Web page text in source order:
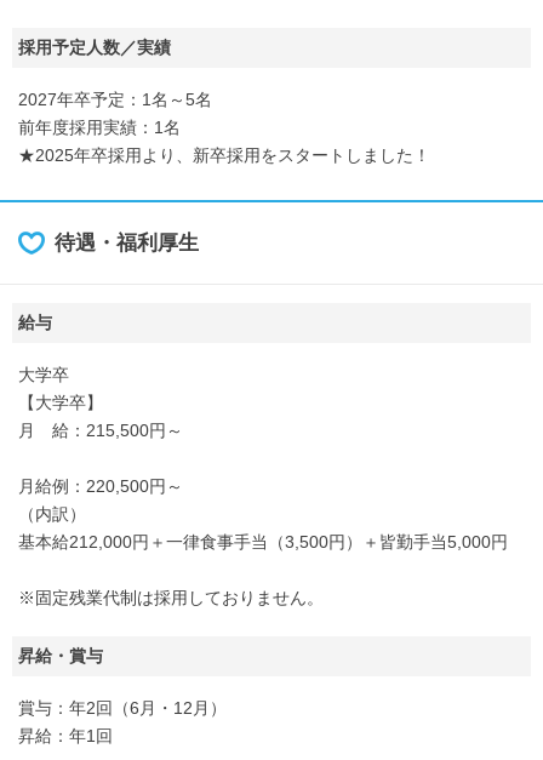
採用予定人数／実績
2027年卒予定：1名～5名
前年度採用実績：1名
★2025年卒採用より、新卒採用をスタートしました！
待遇・福利厚生
給与
大学卒
【大学卒】
月 給：215,500円～
月給例：220,500円～
（内訳）
基本給212,000円＋一律食事手当（3,500円）＋皆勤手当5,000円
※固定残業代制は採用しておりません。
昇給・賞与
賞与：年2回（6月・12月）
昇給：年1回